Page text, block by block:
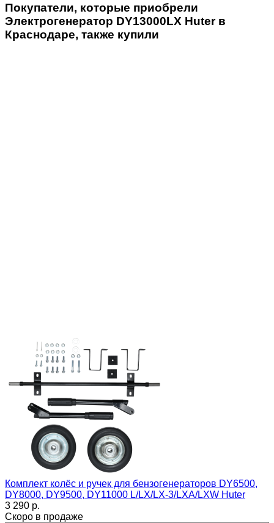
Покупатели, которые приобрели
Электрогенератор DY13000LX Huter в
Краснодаре, также купили
Комплект колёс и ручек для бензогенераторов DY6500,
DY8000, DY9500, DY11000 L/LX/LX-3/LXA/LXW Huter
3 290 p.
Скоро в продаже